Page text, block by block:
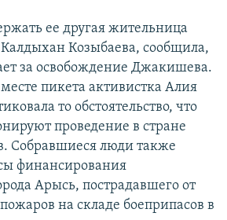
ее другая жительница
Калдыхан Козыбаева, сообщила,
за освобождение Джакишева.
пикета активистка Алия
то обстоятельство, что
проведение в стране
Собравшиеся люди также
финансирования
Арысь, пострадавшего от
на складе боеприпасов в